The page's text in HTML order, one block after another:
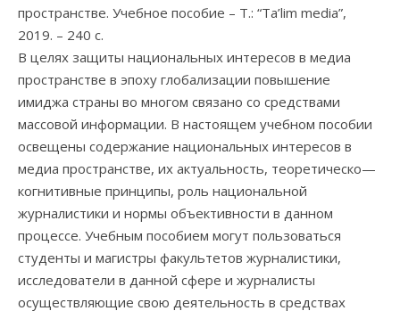
пространстве. Учебное пособие – Т.: “Ta’lim media”,
2019. – 240 с.
В целях защиты национальных интересов в медиа
пространстве в эпоху глобализации повышение
имиджа страны во многом связано со средствами
массовой информации. В настоящем учебном пособии
освещены содержание национальных интересов в
медиа пространстве, их актуальность, теоретическо—
когнитивные принципы, роль национальной
журналистики и нормы объективности в данном
процессе. Учебным пособием могут пользоваться
студенты и магистры факультетов журналистики,
исследователи в данной сфере и журналисты
осуществляющие свою деятельность в средствах